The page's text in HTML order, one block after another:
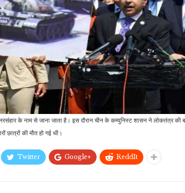
के नाम से जाना जाता है। इस दौरान चीन के कम्युनिस्ट शासन ने लोकतंत्र की
छात्रों की मौत हो गई थी।
Twitter Google+ ReddIt
व्यापार
इन म्यूचुअल फंड्स् कैटेगरी ने
एक साल में दिया 50% से
अधिक…
इंग्लैंड की वर्ल्ड कप टीम में इस
घातक खिलाड़ी की एंट्री,…
जीवन शैली
किस विटामिन की कमी से हो
सकता है गंजापन, जानें झड़ते
बालों को…
रौद्योगिकी
सस्ते ईयरबड्स खरीदने से